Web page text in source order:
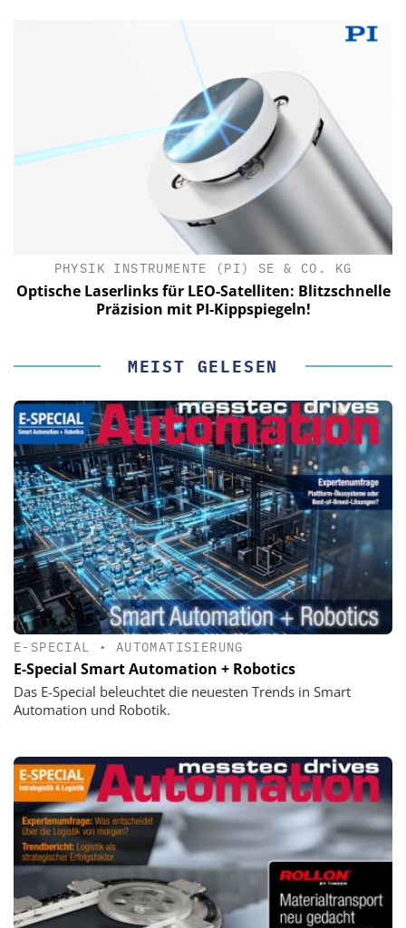
PHYSIK INSTRUMENTE (PI) SE & CO. KG
Optische Laserlinks für LEO-Satelliten: Blitzschnelle
Präzision mit PI-Kippspiegeln!
MEIST GELESEN
E-SPECIAL • AUTOMATISIERUNG
E-Special Smart Automation + Robotics
Das E-Special beleuchtet die neuesten Trends in Smart
Automation und Robotik.